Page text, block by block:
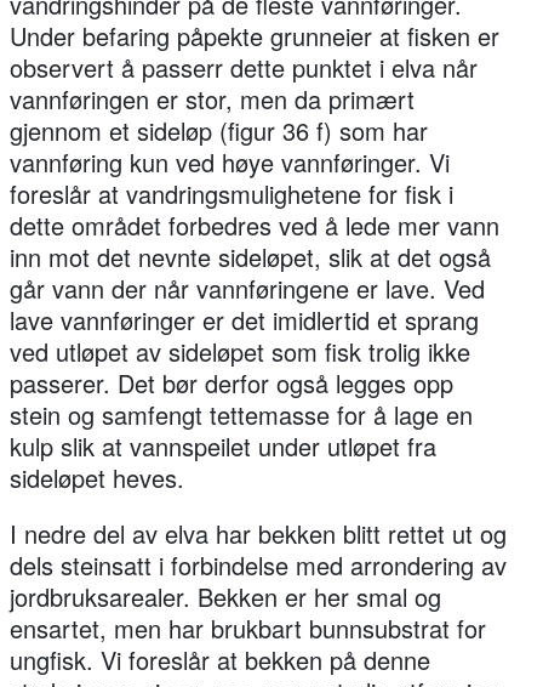
Under befaring påpekte grunneier at fisken er
observert å passerr dette punktet i elva når
vannføringen er stor, men da primært
gjennom et sideløp (figur 36 f) som har
vannføring kun ved høye vannføringer. Vi
foreslår at vandringsmulighetene for fisk i
dette området forbedres ved å lede mer vann
inn mot det nevnte sideløpet, slik at det også
går vann der når vannføringene er lave. Ved
lave vannføringer er det imidlertid et sprang
ved utløpet av sideløpet som fisk trolig ikke
passerer. Det bør derfor også legges opp
stein og samfengt tettemasse for å lage en
kulp slik at vannspeilet under utløpet fra
sideløpet heves.
I nedre del av elva har bekken blitt rettet ut og
dels steinsatt i forbindelse med arrondering av
jordbruksarealer. Bekken er her smal og
ensartet, men har brukbart bunnsubstrat for
ungfisk. Vi foreslår at bekken på denne